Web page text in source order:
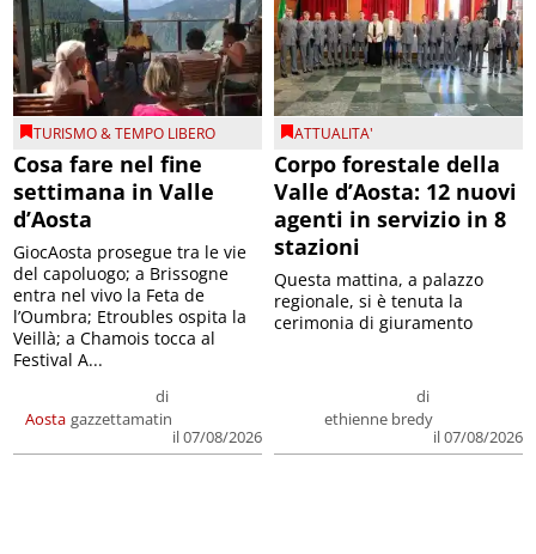
TURISMO & TEMPO LIBERO
Cosa fare nel fine
settimana in Valle
d’Aosta
Aosta
di
gazzettamatin
il 07/08/2026
GiocAosta prosegue tra le vie
del capoluogo; a Brissogne
entra nel vivo la Feta de
l’Oumbra; Etroubles ospita la
Veillà; a Chamois tocca al
Festival A...
ATTUALITA'
Corpo forestale della
Valle d’Aosta: 12 nuovi
agenti in servizio in 8
stazioni
di
ethienne bredy
il 07/08/2026
Questa mattina, a palazzo
regionale, si è tenuta la
cerimonia di giuramento